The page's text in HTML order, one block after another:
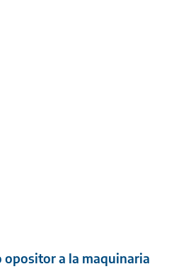
a la maquinaria